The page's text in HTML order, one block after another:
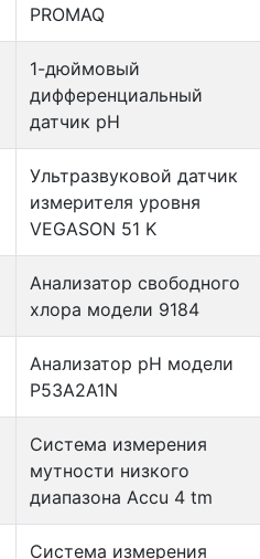
PROMAQ
1-дюймовый
дифференциальный
датчик рН
Ультразвуковой датчик
измерителя уровня
VEGASON 51 K
Анализатор свободного
хлора модели 9184
Анализатор рН модели
Р53А2А1N
Система измерения
мутности низкого
диапазона Accu 4 tm
Система измерения